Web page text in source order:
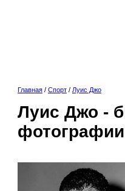
Главная / Спорт / Луис Джо
Луис Джо -